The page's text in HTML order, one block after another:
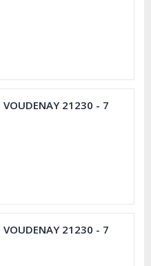
21230 - 7
21230 - 7